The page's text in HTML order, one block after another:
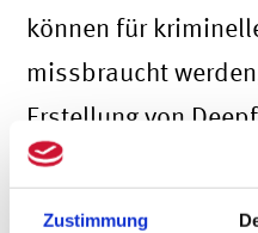
Zustimmung
können für
missbraucht
Erstellung von
überzeugenden
Gleichzeitig stellen